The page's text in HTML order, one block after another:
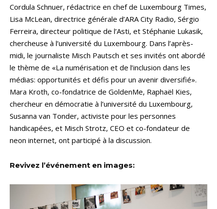
Cordula Schnuer, rédactrice en chef de Luxembourg Times,
Lisa McLean, directrice générale d’ARA City Radio, Sérgio
Ferreira, directeur politique de l’Asti, et Stéphanie Lukasik,
chercheuse à l’université du Luxembourg. Dans l’après-
midi, le journaliste Misch Pautsch et ses invités ont abordé
le thème de «La numérisation et de l’inclusion dans les
médias: opportunités et défis pour un avenir diversifié».
Mara Kroth, co-fondatrice de GoldenMe, Raphaël Kies,
chercheur en démocratie à l’université du Luxembourg,
Susanna van Tonder, activiste pour les personnes
handicapées, et Misch Strotz, CEO et co-fondateur de
neon internet, ont participé à la discussion.
Revivez l’événement en images: